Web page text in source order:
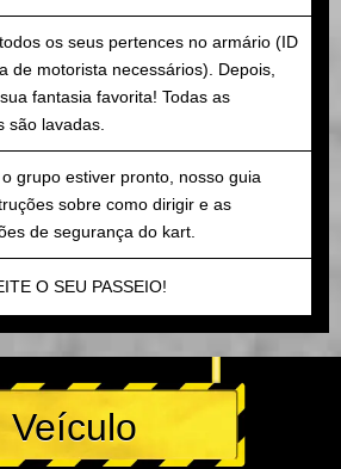
os seus pertences no armário (ID
de motorista necessários). Depois,
fantasia favorita! Todas as
são lavadas.
grupo estiver pronto, nosso guia
sobre como dirigir e as
de segurança do kart.
O SEU PASSEIO!
Veículo